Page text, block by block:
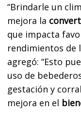
“Brindarle un
mejora la
que impacta
rendimientos de
agregó: “Esto
uso de
gestación y
mejora en el